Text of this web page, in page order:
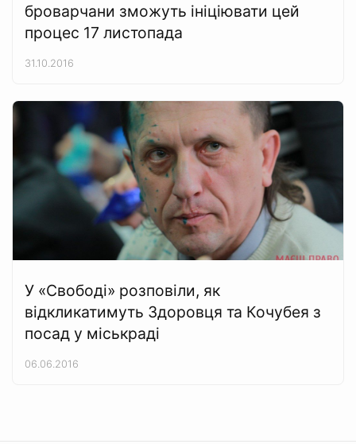
броварчани зможуть ініціювати цей
процес 17 листопада
31.10.2016
У «Свободі» розповіли, як
відкликатимуть Здоровця та Кочубея з
посад у міськраді
06.06.2016